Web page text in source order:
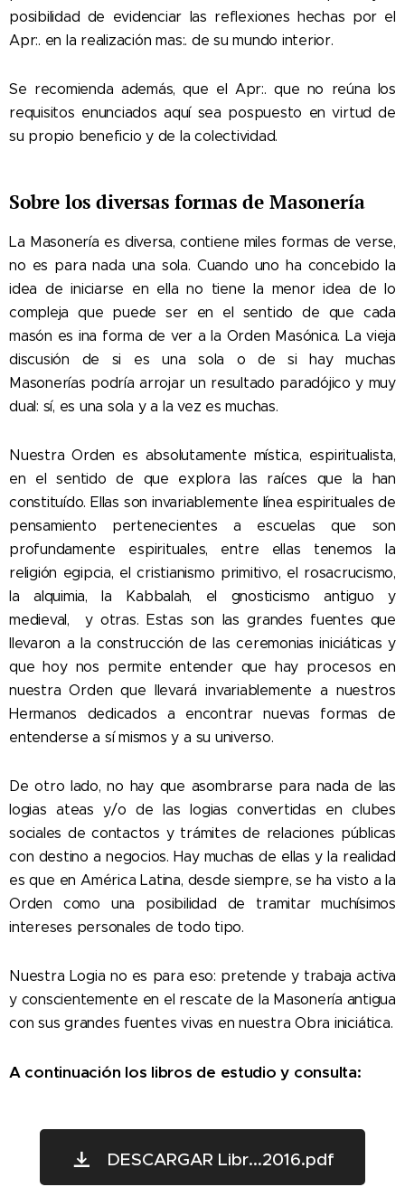
posibilidad de evidenciar las reflexiones hechas por el
Apr:. en la realización mas:. de su mundo interior.
Se recomienda además, que el Apr:. que no reúna los
requisitos enunciados aquí sea pospuesto en virtud de
su propio beneficio y de la colectividad.
Sobre los diversas formas de Masonería
La Masonería es diversa, contiene miles formas de verse,
no es para nada una sola. Cuando uno ha concebido la
idea de iniciarse en ella no tiene la menor idea de lo
compleja que puede ser en el sentido de que cada
masón es ina forma de ver a la Orden Masónica. La vieja
discusión de si es una sola o de si hay muchas
Masonerías podría arrojar un resultado paradójico y muy
dual: sí, es una sola y a la vez es muchas.
Nuestra Orden es absolutamente mística, espiritualista,
en el sentido de que explora las raíces que la han
constituído. Ellas son invariablemente línea espirituales de
pensamiento pertenecientes a escuelas que son
profundamente espirituales, entre ellas tenemos la
religión egipcia, el cristianismo primitivo, el rosacrucismo,
la alquimia, la Kabbalah, el gnosticismo antiguo y
medieval, y otras. Estas son las grandes fuentes que
llevaron a la construcción de las ceremonias iniciáticas y
que hoy nos permite entender que hay procesos en
nuestra Orden que llevará invariablemente a nuestros
Hermanos dedicados a encontrar nuevas formas de
entenderse a sí mismos y a su universo.
De otro lado, no hay que asombrarse para nada de las
logias ateas y/o de las logias convertidas en clubes
sociales de contactos y trámites de relaciones públicas
con destino a negocios. Hay muchas de ellas y la realidad
es que en América Latina, desde siempre, se ha visto a la
Orden como una posibilidad de tramitar muchísimos
intereses personales de todo tipo.
Nuestra Logia no es para eso: pretende y trabaja activa
y conscientemente en el rescate de la Masonería antigua
con sus grandes fuentes vivas en nuestra Obra iniciática.
A continuación los libros de estudio y consulta:
DESCARGAR Libr...2016.pdf